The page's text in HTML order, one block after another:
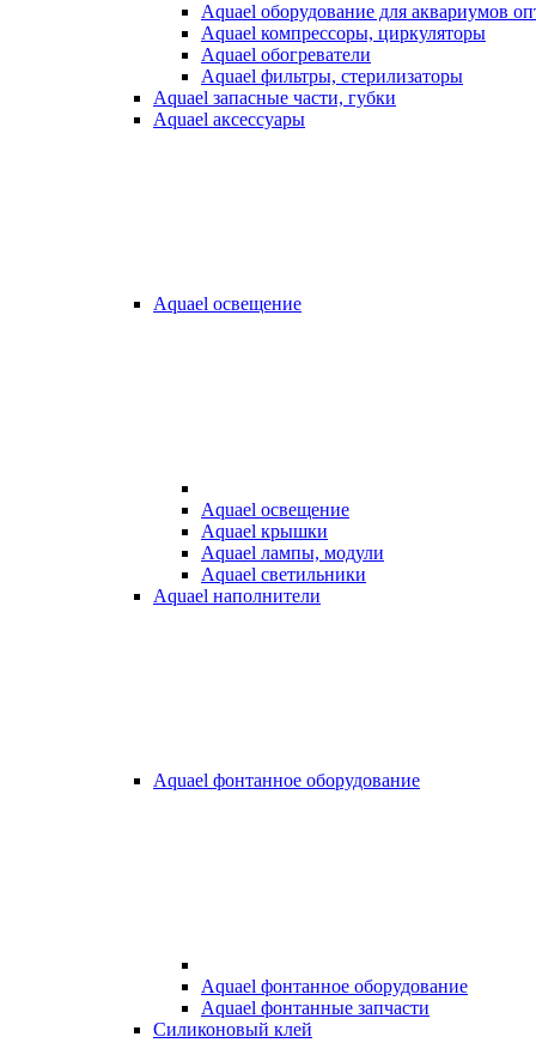
Aquael оборудование для аквариумов
Aquael компрессоры, циркуляторы
Aquael обогреватели
Aquael фильтры, стерилизаторы
Aquael запасные части, губки
Aquael аксессуары
Aquael освещение
Aquael освещение
Aquael крышки
Aquael лампы, модули
Aquael светильники
Aquael наполнители
Aquael фонтанное оборудование
Aquael фонтанное оборудование
Aquael фонтанные запчасти
Силиконовый клей